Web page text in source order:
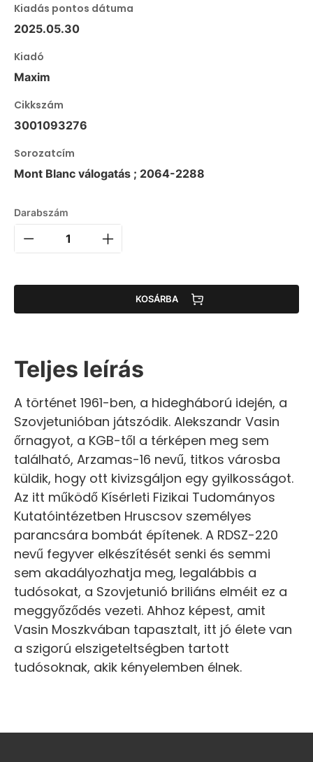
Kiadás pontos dátuma
2025.05.30
Kiadó
Maxim
Cikkszám
3001093276
Sorozatcím
Mont Blanc válogatás ; 2064-2288
Darabszám
KOSÁRBA
Teljes leírás
A történet 1961-ben, a hidegháború idején, a
Szovjetunióban játszódik. Alekszandr Vasin
őrnagyot, a KGB-től a térképen meg sem
található, Arzamas-16 nevű, titkos városba
küldik, hogy ott kivizsgáljon egy gyilkosságot.
Az itt működő Kísérleti Fizikai Tudományos
Kutatóintézetben Hruscsov személyes
parancsára bombát építenek. A RDSZ-220
nevű fegyver elkészítését senki és semmi
sem akadályozhatja meg, legalábbis a
tudósokat, a Szovjetunió briliáns elméit ez a
meggyőződés vezeti. Ahhoz képest, amit
Vasin Moszkvában tapasztalt, itt jó élete van
a szigorú elszigeteltségben tartott
tudósoknak, akik kényelemben élnek.